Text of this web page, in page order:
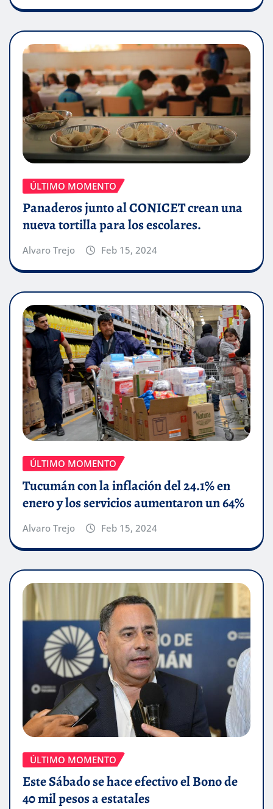
ÚLTIMO MOMENTO
Panaderos junto al CONICET crean una
nueva tortilla para los escolares.
Alvaro Trejo Feb 15, 2024
ÚLTIMO MOMENTO
Tucumán con la inflación del 24.1% en
enero y los servicios aumentaron un 64%
Alvaro Trejo Feb 15, 2024
ÚLTIMO MOMENTO
Este Sábado se hace efectivo el Bono de
40 mil pesos a estatales